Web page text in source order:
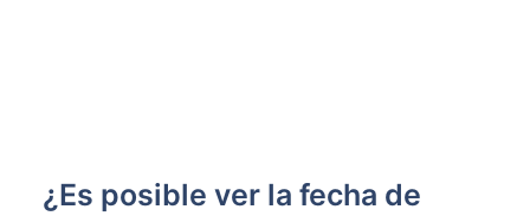
‌ ¿Es ‌posible ver⁢ la‍ fecha de​